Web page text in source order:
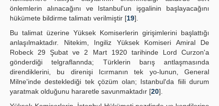
önlemlerin alınacağını ve Istanbul'un işgalinin başlayacağını
hükümete bildirme talimatı verilmiştir [19].
Bu talimat üzerine Yüksek Komiserlerin girişimlerini başlattığı
anlaşılmaktadır. Nitekim, Ingiliz Yüksek Komiseri Amiral De
Robeck 29 Şubat ve 2 Mart 1920 tarihinde Lord Curzon'a
gönderdiği telgraflannda; Türklerin barış antlaşmasında
direndiklerini, bu direnişi Icırmanın tek yo-lunun, General
Milne'inde desteklediği tek çözüm olan; Istanbul'da fiili durum
yaratmak olduğunu hararetle savunmaktadır [20].